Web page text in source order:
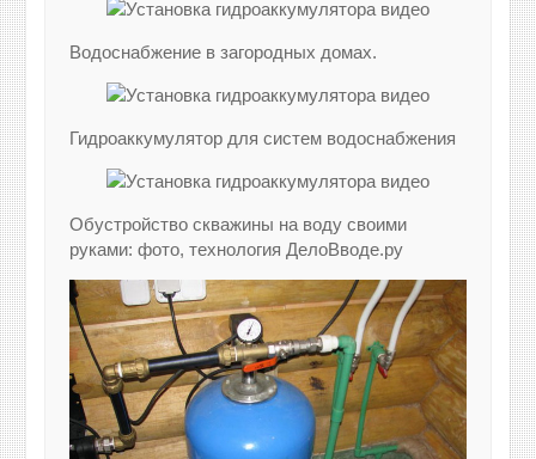
Водоснабжение в загородных домах.
Гидроаккумулятор для систем водоснабжения
Обустройство скважины на воду своими
руками: фото, технология ДелоВводе.ру